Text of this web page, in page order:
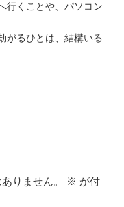
行くことや、パソコン
がるひとは、結構いる
りません。 ※ が付